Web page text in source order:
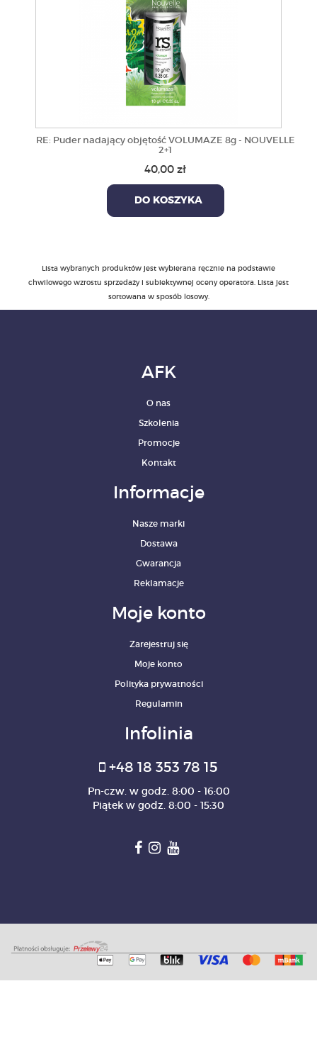
RE: Puder nadający objętość VOLUMAZE 8g - NOUVELLE
2+1
40,00 zł
DO KOSZYKA
Lista wybranych produktów jest wybierana ręcznie na podstawie
chwilowego wzrostu sprzedaży i subiektywnej oceny operatora. Lista jest
sortowana w sposób losowy.
AFK
O nas
Szkolenia
Promocje
Kontakt
Informacje
Nasze marki
Dostawa
Gwarancja
Reklamacje
Moje konto
Zarejestruj się
Moje konto
Polityka prywatności
Regulamin
Infolinia
+48 18 353 78 15
Pn-czw. w godz. 8:00 - 16:00
Piątek w godz. 8:00 - 15:30